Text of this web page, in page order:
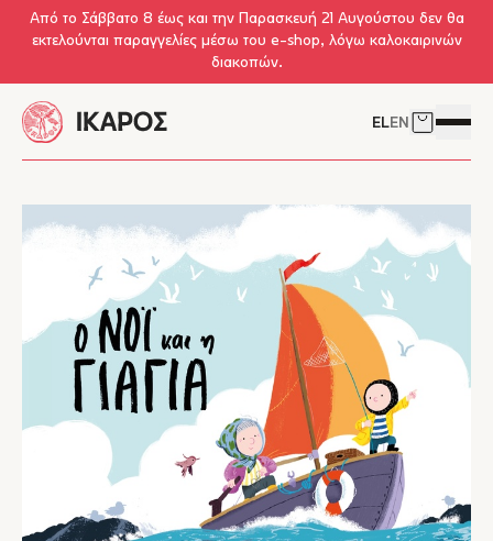
Skip to main content
Από το Σάββατο 8 έως και την Παρασκευή 21 Αυγούστου δεν θα
εκτελούνται παραγγελίες μέσω του e-shop, λόγω καλοκαιρινών
διακοπών.
ELEN Δείτε το